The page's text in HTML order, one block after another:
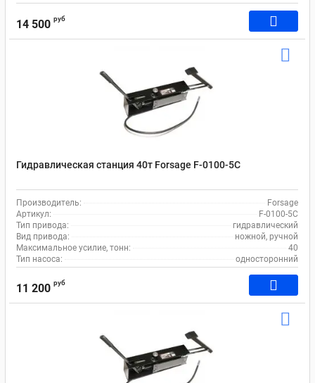
14 500 руб
Гидравлическая станция 40т Forsage F-0100-5C
Производитель:
Forsage
Артикул:
F-0100-5C
Тип привода:
гидравлический
Вид привода:
ножной, ручной
Максимальное усилие, тонн:
40
Тип насоса:
односторонний
11 200 руб